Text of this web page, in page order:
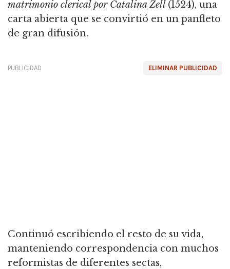
matrimonio clerical por Catalina Zell (1524), una
carta abierta que se convirtió en un panfleto
de gran difusión.
ELIMINAR PUBLICIDAD
PUBLICIDAD
Continuó escribiendo el resto de su vida,
manteniendo correspondencia con muchos
reformistas de diferentes sectas,